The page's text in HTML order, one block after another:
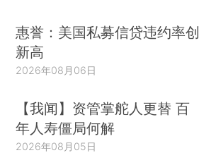
惠誉：美国私募信贷违约率创
新高
2026年08月06日
【我闻】资管掌舵人更替 百
年人寿僵局何解
2026年08月05日